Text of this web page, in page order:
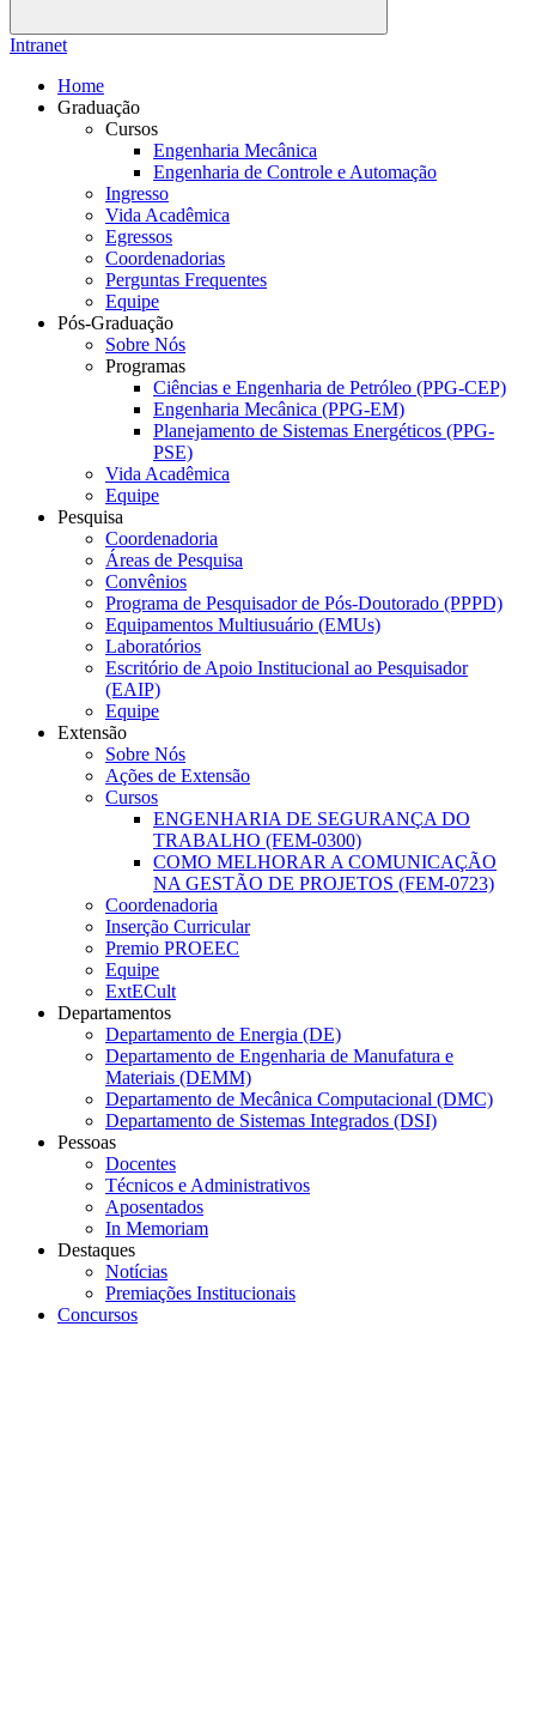
Buscar
Intranet
Home
Graduação
Cursos
Engenharia Mecânica
Engenharia de Controle e Automação
Ingresso
Vida Acadêmica
Egressos
Coordenadorias
Perguntas Frequentes
Equipe
Pós-Graduação
Sobre Nós
Programas
Ciências e Engenharia de Petróleo (PPG-CEP)
Engenharia Mecânica (PPG-EM)
Planejamento de Sistemas Energéticos (PPG-
PSE)
Vida Acadêmica
Equipe
Pesquisa
Coordenadoria
Áreas de Pesquisa
Convênios
Programa de Pesquisador de Pós-Doutorado (PPPD)
Equipamentos Multiusuário (EMUs)
Laboratórios
Escritório de Apoio Institucional ao Pesquisador
(EAIP)
Equipe
Extensão
Sobre Nós
Ações de Extensão
Cursos
ENGENHARIA DE SEGURANÇA DO
TRABALHO (FEM-0300)
COMO MELHORAR A COMUNICAÇÃO
NA GESTÃO DE PROJETOS (FEM-0723)
Coordenadoria
Inserção Curricular
Premio PROEEC
Equipe
ExtECult
Departamentos
Departamento de Energia (DE)
Departamento de Engenharia de Manufatura e
Materiais (DEMM)
Departamento de Mecânica Computacional (DMC)
Departamento de Sistemas Integrados (DSI)
Pessoas
Docentes
Técnicos e Administrativos
Aposentados
In Memoriam
Destaques
Notícias
Premiações Institucionais
Concursos